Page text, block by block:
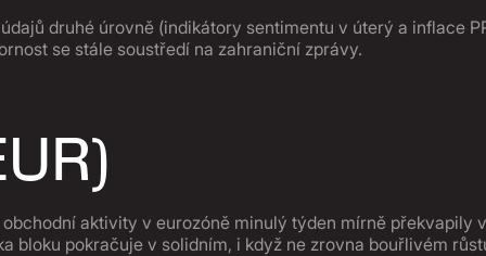
druhé úrovně (indikátory sentimentu v úterý a inflace
se stále soustředí na zahraniční zprávy.
aktivity v eurozóně minulý týden mírně překvapily
bloku pokračuje v solidním, i když ne zrovna bouřlivém